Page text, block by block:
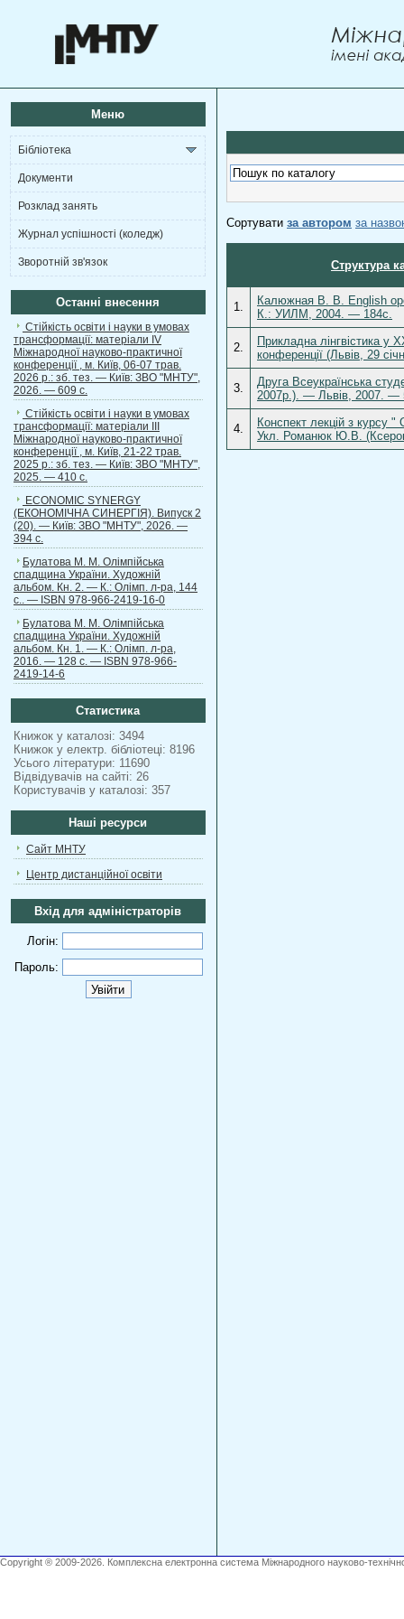
Меню
Бібліотека
Документи
Розклад занять
Журнал успішності (коледж)
Зворотній зв'язок
Останні внесення
Стійкість освіти і науки в умовах
трансформації: матеріали ІV
Міжнародної науково-практичної
конференції , м. Київ, 06-07 трав.
2026 р.: зб. тез. — Київ: ЗВО "МНТУ",
2026. — 609 с.
Стійкість освіти і науки в умовах
трансформації: матеріали ІІІ
Міжнародної науково-практичної
конференції , м. Київ, 21-22 трав.
2025 р.: зб. тез. — Київ: ЗВО "МНТУ",
2025. — 410 с.
ECONOMIC SYNERGY
(ЕКОНОМІЧНА СИНЕРГІЯ). Випуск 2
(20). — Київ: ЗВО "МНТУ", 2026. —
394 с.
Булатова М. М. Олімпійська
спадщина України. Художній
альбом. Кн. 2. — К.: Олімп. л-ра, 144
с.. — ISBN 978-966-2419-16-0
Булатова М. М. Олімпійська
спадщина України. Художній
альбом. Кн. 1. — К.: Олімп. л-ра,
2016. — 128 с. — ISBN 978-966-
2419-14-6
Статистика
Книжок у каталозі: 3494
Книжок у електр. бібліотеці: 8196
Усього літератури: 11690
Відвідувачів на сайті: 26
Користувачів у каталозі: 357
Наші ресурси
Сайт МНТУ
Центр дистанційної освіти
Вхід для адміністраторів
Логін:
Пароль:
Сортувати за автором за
Структура
1.
Калюжная В. В. Еnglish
К.: УИЛМ, 2004. — 184с.
2.
Прикладна лінгвістика у
конференції (Львів, 29
3.
Друга Всеукраїнська
2007р.). — Львів, 2007. —
4.
Конспект лекцій з курсу "
Укл. Романюк Ю.В.
Copyright ® 2009-2026. Комплексна електронна система Міжнародного науково-